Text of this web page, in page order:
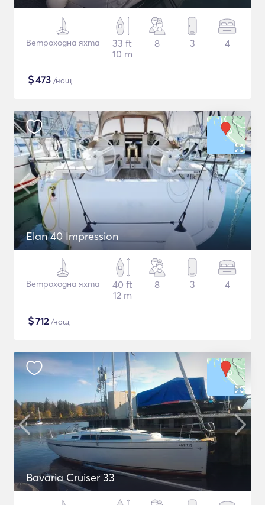
Ветроходна яхта
33 ft
10 m
8 3 4
$473 /нощ
Elan 40 Impression
Ветроходна яхта
40 ft
12 m
8 3 4
$712/нощ
Bavaria Cruiser 33